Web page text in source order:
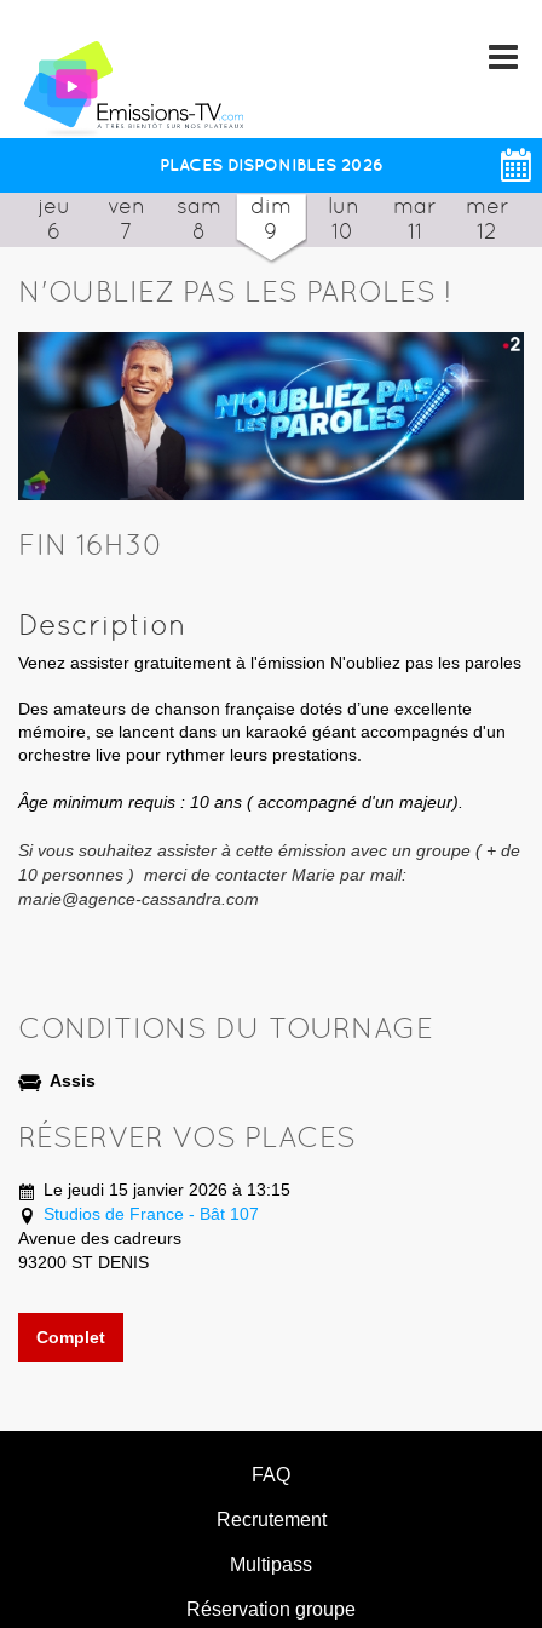
PLACES DISPONIBLES 2026
jeu
6
ven
7
sam
8
dim
9
lun
10
mar
11
mer
12
N'OUBLIEZ PAS LES PAROLES !
FIN 16H30
Description
Venez assister gratuitement à l'émission N'oubliez pas les paroles
Des amateurs de chanson française dotés d’une excellente
mémoire, se lancent dans un karaoké géant accompagnés d'un
orchestre live pour rythmer leurs prestations.
Âge minimum requis : 10 ans ( accompagné d'un majeur).
Si vous souhaitez assister à cette émission avec un groupe ( + de
10 personnes ) merci de contacter Marie par mail:
marie@agence-cassandra.com
CONDITIONS DU TOURNAGE
Assis
RÉSERVER VOS PLACES
Le jeudi 15 janvier 2026 à 13:15
Studios de France - Bât 107
Avenue des cadreurs
93200 ST DENIS
Complet
FAQ
Recrutement
Multipass
Réservation groupe